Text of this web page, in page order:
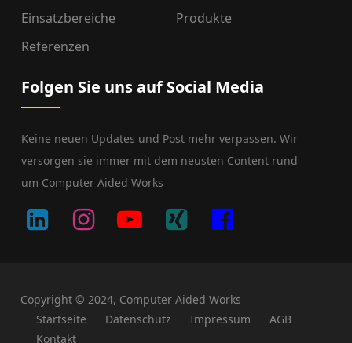
Einsatzbereiche
Produkte
Referenzen
Folgen Sie uns auf Social Media
Keine neuen Updates und Post mehr verpassen. Wir
versorgen sie immer mit dem neusten Content rund
um Computer Aided Works
Copyright © 2024, Computer Aided Works
Startseite
Datenschutz Impressum
AGB
Kontakt